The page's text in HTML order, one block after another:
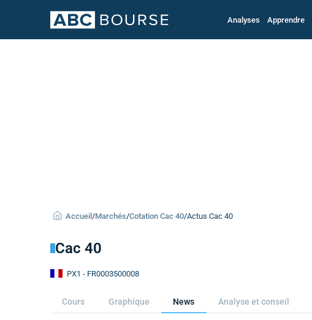
Analyses Apprendre
Accueil /Marchés/Cotation Cac 40/Actus Cac 40
Cac 40
PX1 - FR0003500008
Cours Graphique News Analyse et conseil